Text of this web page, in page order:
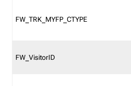
FW_TRK_MYFP_CTYPE
FW_VisitorID